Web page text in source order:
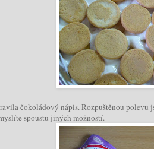
čokoládový nápis. Rozpuštěnou
spoustu jiných možností.